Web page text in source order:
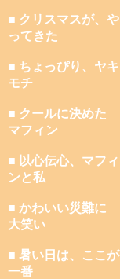
■ クリスマスが、や
ってきた
■ ちょっぴり、ヤキ
モチ
■ クールに決めた
マフィン
■ 以心伝心、マフィ
ンと私
■ かわいい災難に
大笑い
■ 暑い日は、ここが
一番